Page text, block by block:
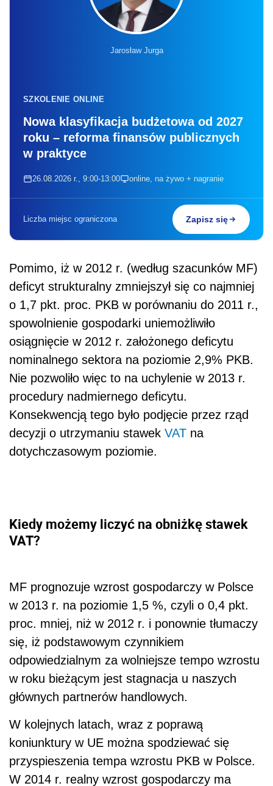
Jarosław Jurga
SZKOLENIE ONLINE
Nowa klasyfikacja budżetowa od 2027
roku – reforma finansów publicznych
w praktyce
26.08.2026 r., 9:00-13:00 online, na żywo + nagranie
Liczba miejsc ograniczona Zapisz się
Pomimo, iż w 2012 r. (według szacunków MF)
deficyt strukturalny zmniejszył się co najmniej
o 1,7 pkt. proc. PKB w porównaniu do 2011 r.,
spowolnienie gospodarki uniemożliwiło
osiągnięcie w 2012 r. założonego deficytu
nominalnego sektora na poziomie 2,9% PKB.
Nie pozwoliło więc to na uchylenie w 2013 r.
procedury nadmiernego deficytu.
Konsekwencją tego było podjęcie przez rząd
decyzji o utrzymaniu stawek VAT na
dotychczasowym poziomie.
Kiedy możemy liczyć na obniżkę stawek
VAT?
MF prognozuje wzrost gospodarczy w Polsce
w 2013 r. na poziomie 1,5 %, czyli o 0,4 pkt.
proc. mniej, niż w 2012 r. i ponownie tłumaczy
się, iż podstawowym czynnikiem
odpowiedzialnym za wolniejsze tempo wzrostu
w roku bieżącym jest stagnacja u naszych
głównych partnerów handlowych.
W kolejnych latach, wraz z poprawą
koniunktury w UE można spodziewać się
przyspieszenia tempa wzrostu PKB w Polsce.
W 2014 r. realny wzrost gospodarczy ma